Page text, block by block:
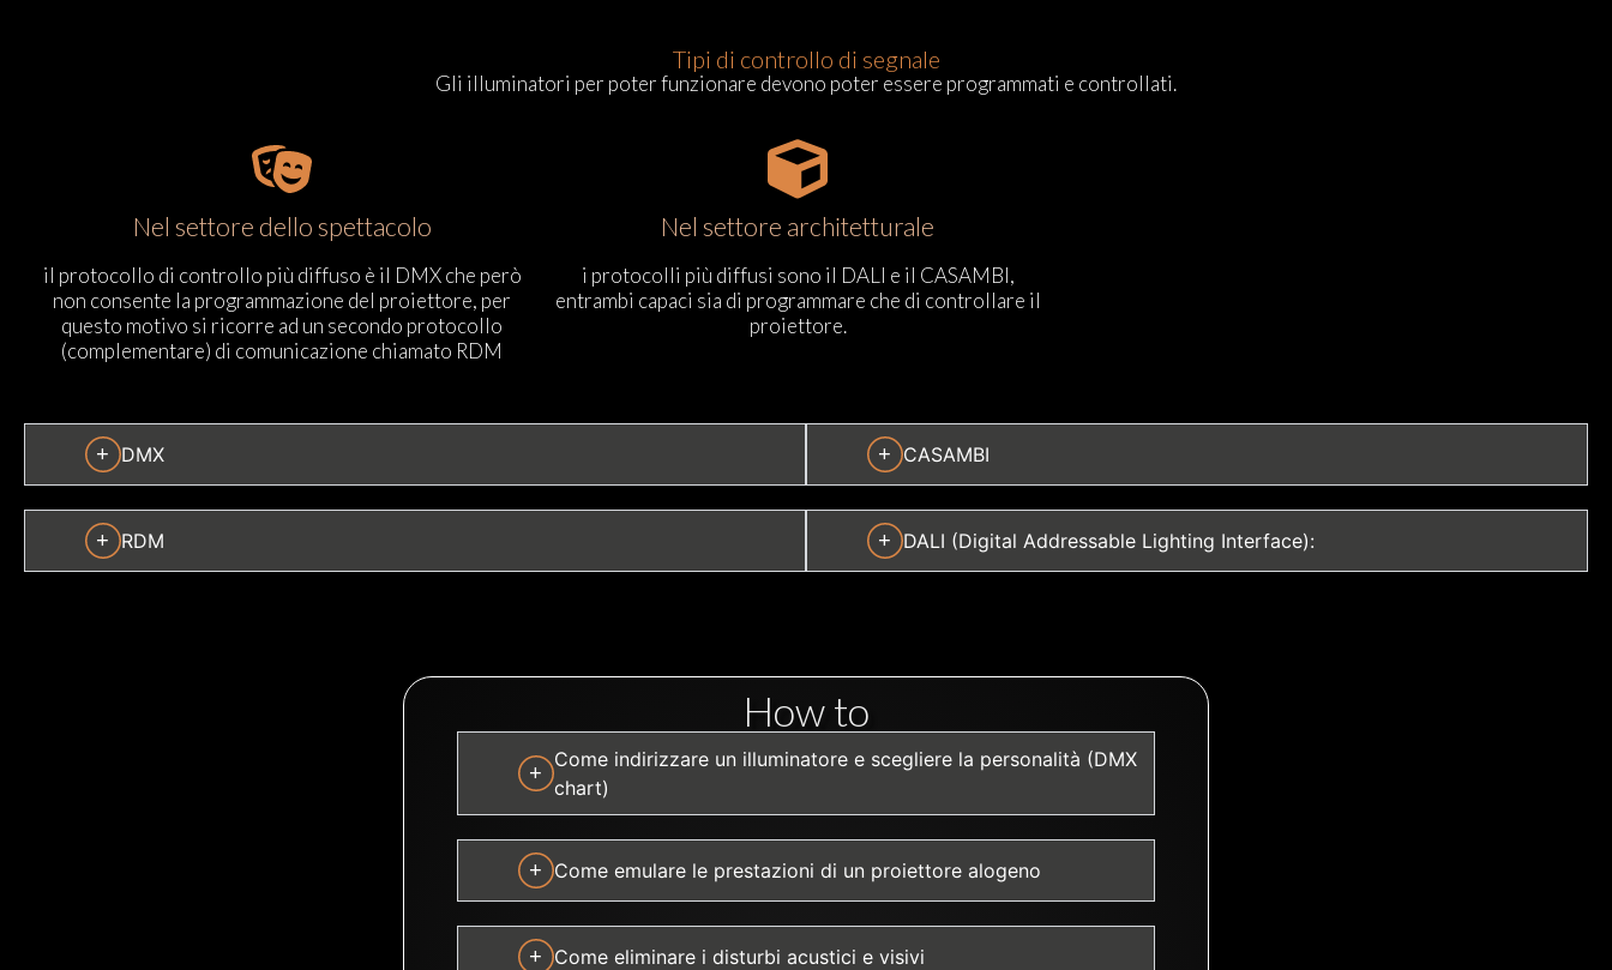
Tipi di controllo di segnale
Gli illuminatori per poter funzionare devono poter essere programmati e controllati.
Nel settore dello spettacolo
il protocollo di controllo più diffuso è il DMX che però
non consente la programmazione del proiettore, per
questo motivo si ricorre ad un secondo protocollo
(complementare) di comunicazione chiamato RDM
Nel settore architetturale
i protocolli più diffusi sono il DALI e il CASAMBI,
entrambi capaci sia di programmare che di controllare il
proiettore.
DMX
+
RDM
+
CASAMBI
+
DALI (Digital Addressable Lighting Interface):
+
How to
Come indirizzare un illuminatore e scegliere la personalità (DMX
chart)
+
Come emulare le prestazioni di un proiettore alogeno
+
Come eliminare i disturbi acustici e visivi
+